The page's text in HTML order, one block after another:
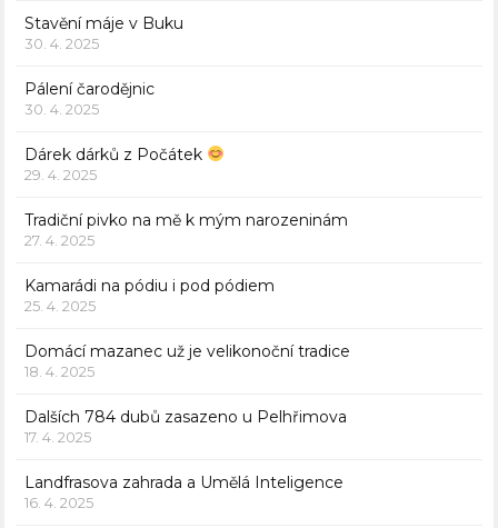
Stavění máje v Buku
30. 4. 2025
Pálení čarodějnic
30. 4. 2025
Dárek dárků z Počátek
29. 4. 2025
Tradiční pivko na mě k mým narozeninám
27. 4. 2025
Kamarádi na pódiu i pod pódiem
25. 4. 2025
Domácí mazanec už je velikonoční tradice
18. 4. 2025
Dalších 784 dubů zasazeno u Pelhřimova
17. 4. 2025
Landfrasova zahrada a Umělá Inteligence
16. 4. 2025